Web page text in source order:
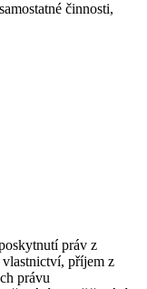
činnosti,
práv z
příjem z
právu